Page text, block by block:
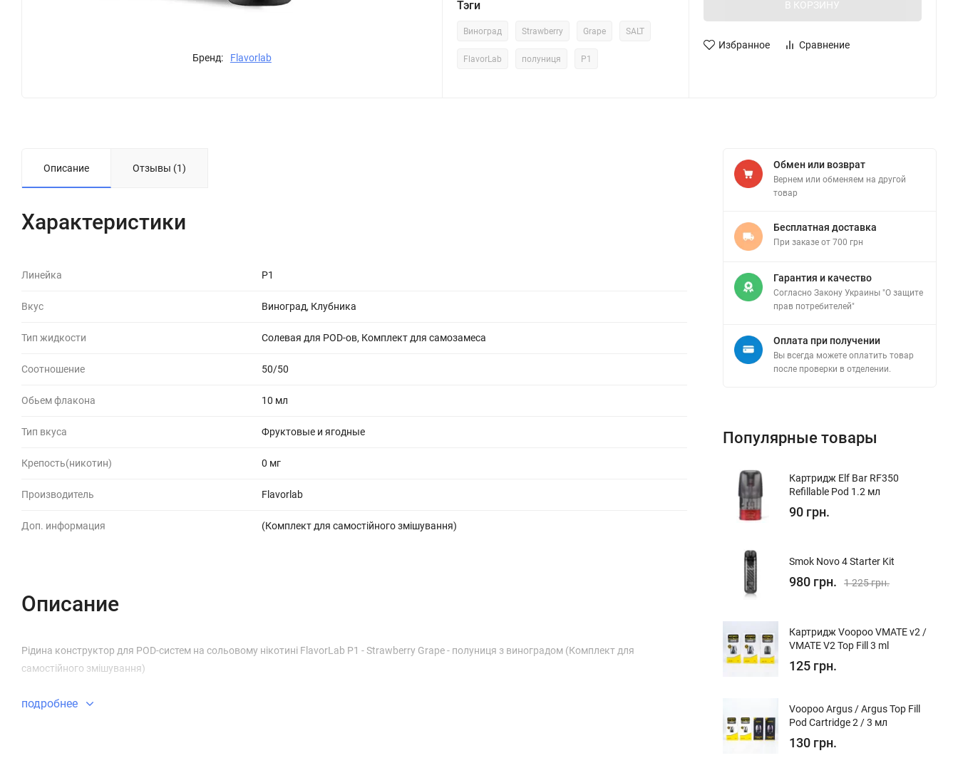
Бренд: Flavorlab
Тэги
Виноград Strawberry Grape SALT
FlavorLab полуниця P1
В КОРЗИНУ
Избранное Сравнение
Описание Отзывы (1)
Характеристики
Линейка P1
Вкус Виноград, Клубника
Тип жидкости Солевая для POD-ов, Комплект для самозамеса
Соотношение 50/50
Обьем флакона 10 мл
Тип вкуса Фруктовые и ягодные
Крепость(никотин) 0 мг
Производитель Flavorlab
Доп. информация (Комплект для самостійного змішування)
Описание
Рідина конструктор для POD-систем на сольовому нікотині FlavorLab P1 - Strawberry Grape - полуниця з виноградом (Комплект для
самостійного змішування)
подробнее
Обмен или возврат
Вернем или обменяем на другой
товар
Бесплатная доставка
При заказе от 700 грн
Гарантия и качество
Согласно Закону Украины "О защите
прав потребителей"
Оплата при получении
Вы всегда можете оплатить товар
после проверки в отделении.
Популярные товары
Картридж Elf Bar RF350
Refillable Pod 1.2 мл
90 грн.
Smok Novo 4 Starter Kit
980 грн. 1 225 грн.
Картридж Voopoo VMATE v2 /
VMATE V2 Top Fill 3 ml
125 грн.
Voopoo Argus / Argus Top Fill
Pod Cartridge 2 / 3 мл
130 грн.